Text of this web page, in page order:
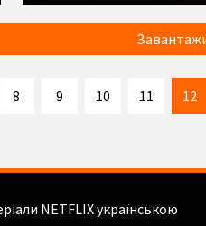
8 9 10 11 12
NETFLIX українською